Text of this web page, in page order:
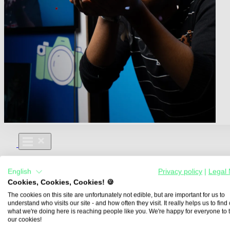
Aus- und Weiterbildungen
Für Lehre & Ausbildung
Media For You
Über Uns
English Privacy policy
Legal
Cookies, Cookies, Cookies! 🍪
The cookies on this site are unfortunately not edible, but are important for us to
understand who visits our site - and how often they visit. It really helps us to find
what we're doing here is reaching people like you. We're happy for everyone to
our cookies!